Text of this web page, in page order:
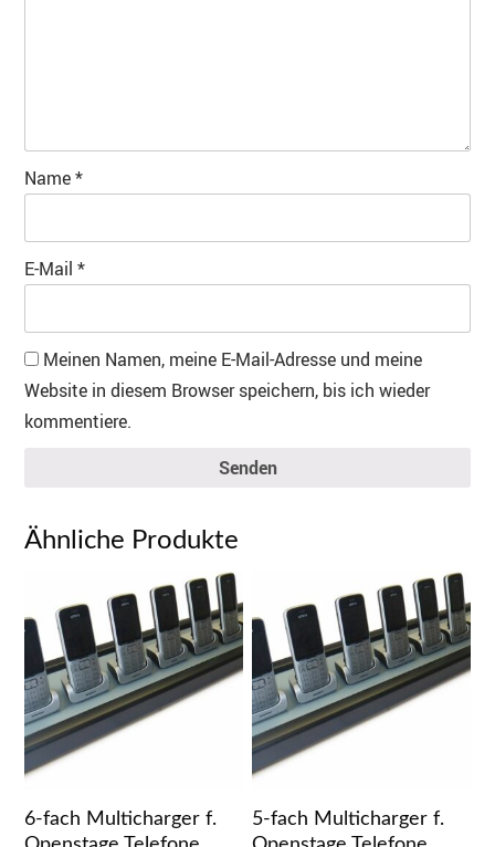
Name*
E-Mail *
Meinen Namen, meine E-Mail-Adresse und meine
Website in diesem Browser speichern, bis ich wieder
kommentiere.
Senden
Ähnliche Produkte
6-fach Multicharger f.
5-fach Multicharger f.